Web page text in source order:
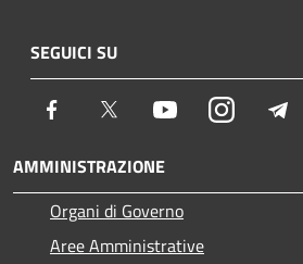
SEGUICI SU
Facebook Twitter YoutubeInstagram
AMMINISTRAZIONE
Organi di Governo
Aree Amministrative